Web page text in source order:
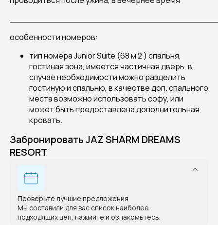
особенности номеров:
тип номера Junior Suite (68 м 2 ) спальня,
гостиная зона, имеется частичная дверь, в
случае необходимости можно разделить
гостиную и спальню, в качестве доп. спального
места возможно использовать софу, или
может быть предоставлена ​​дополнительная
кровать.
Забронировать JAZ SHARM DREAMS
RESORT
Проверьте лучшие предложения
Мы составили для вас список наиболее
подходящих цен, нажмите и ознакомьтесь.